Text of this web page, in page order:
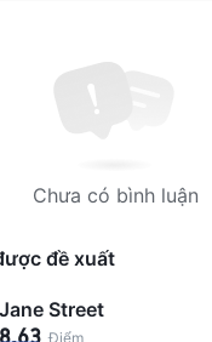
Chưa có bình luận
đề xuất
sát quản lý
Jane Street
Điểm